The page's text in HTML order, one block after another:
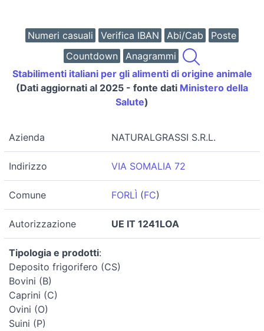
Numeri casuali Verifica IBAN Abi/Cab
Poste
Countdown
Anagrammi
Stabilimenti italiani per gli alimenti di origine animale
(Dati aggiornati al 2025 - fonte dati Ministero della
Salute)
Azienda NATURALGRASSI S.R.L.
Indirizzo VIA SOMALIA 72
Comune FORLÌ (FC)
Autorizzazione UE IT 1241LOA
Tipologia e prodotti:
Deposito frigorifero (CS)
Bovini (B)
Caprini (C)
Ovini (O)
Suini (P)